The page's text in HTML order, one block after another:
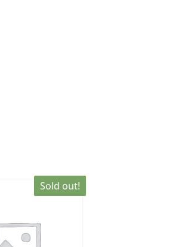
Sold out!